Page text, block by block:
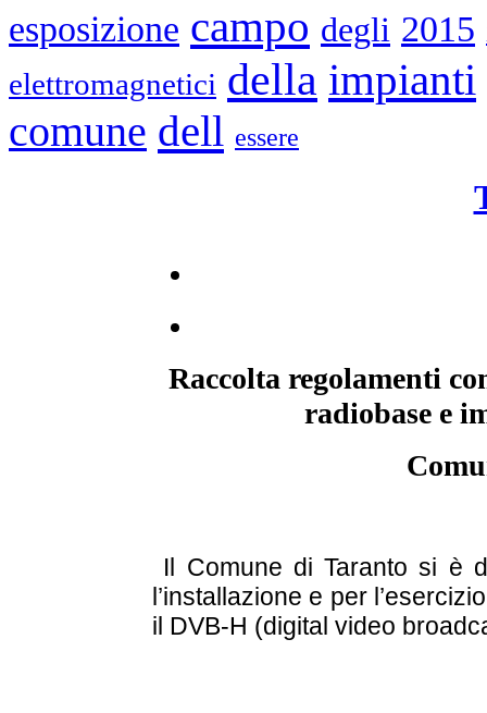
esposizione campo degli 2015
elettromagnetici della impianti
comune dell essere
Raccolta regolamenti
radiobase e
Il Comune di Taranto si è
l’installazione e per
il DVB-H (digital video